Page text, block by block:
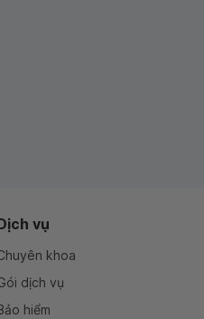
vụ
khoa
dịch vụ
hiểm